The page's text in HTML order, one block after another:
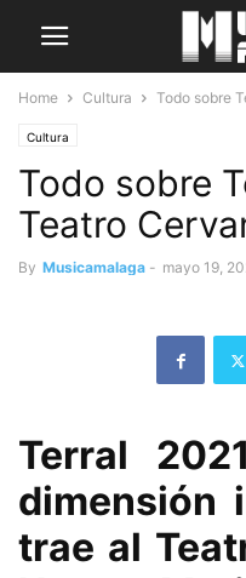
Home Cultura Todo sobre
Cultura
Todo sobre
Teatro
By Musicamalaga - mayo 19,
Terral
dimensión
trae al